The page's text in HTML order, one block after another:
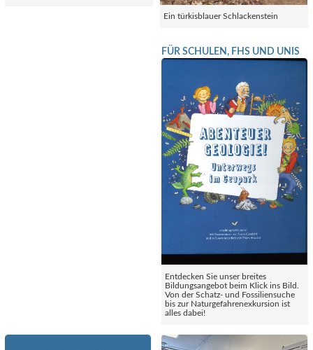
Ein türkisblauer Schlackenstein
FÜR SCHULEN, FHS UND UNIS
Entdecken Sie unser breites
Bildungsangebot beim Klick ins Bild.
Von der Schatz- und Fossiliensuche
bis zur Naturgefahrenexkursion ist
alles dabei!